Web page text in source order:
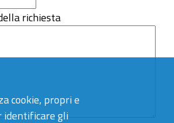
cookie, propri e
identificare gli
richiesta